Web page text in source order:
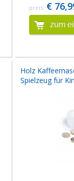
preis: €
zum
Holz
Spielzeug für